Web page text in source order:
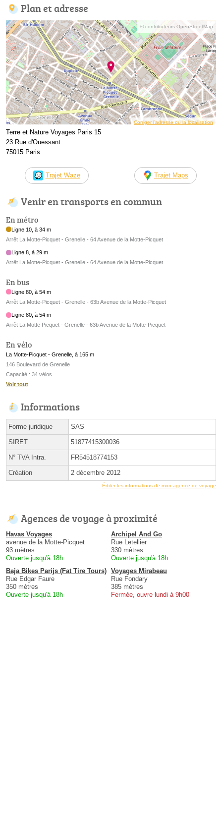
Plan et adresse
© contributeurs OpenStreetMap
Corriger l’adresse ou la localisation
Terre et Nature Voyages Paris 15
23 Rue d'Ouessant
75015 Paris
Trajet Waze Trajet Maps
Venir en transports en commun
En métro
Ligne 10, à 34 m
Arrêt La Motte-Picquet - Grenelle - 64 Avenue de la Motte-Picquet
Ligne 8, à 29 m
Arrêt La Motte-Picquet - Grenelle - 64 Avenue de la Motte-Picquet
En bus
Ligne 80, à 54 m
Arrêt La Motte-Picquet - Grenelle - 63b Avenue de la Motte-Picquet
Ligne 80, à 54 m
Arrêt La Motte Picquet - Grenelle - 63b Avenue de la Motte-Picquet
En vélo
La Motte-Picquet - Grenelle, à 165 m
146 Boulevard de Grenelle
Capacité : 34 vélos
Voir tout
Informations
Forme juridique SAS
SIRET 51877415300036
N° TVA Intra. FR54518774153
Création 2 décembre 2012
Éditer les informations de mon agence de voyage
Agences de voyage à proximité
Havas Voyages
avenue de la Motte-Picquet
93 mètres
Ouverte jusqu'à 18h
Archipel And Go
Rue Letellier
330 mètres
Ouverte jusqu'à 18h
Baja Bikes Parijs (Fat Tire Tours)
Rue Edgar Faure
350 mètres
Ouverte jusqu'à 18h
Voyages Mirabeau
Rue Fondary
385 mètres
Fermée, ouvre lundi à 9h00